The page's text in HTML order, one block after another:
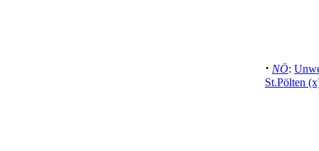
· NÖ:
St.Pölten